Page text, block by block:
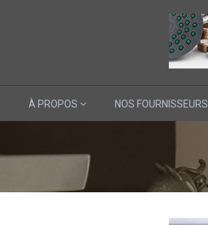
À PROPOS NOS FOURNISSEURS